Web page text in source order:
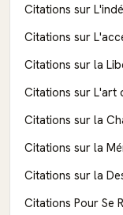
Citations sur
Citations sur
Citations sur la
Citations sur L'art
Citations sur la
Citations sur la
Citations sur la
Citations Pour Se